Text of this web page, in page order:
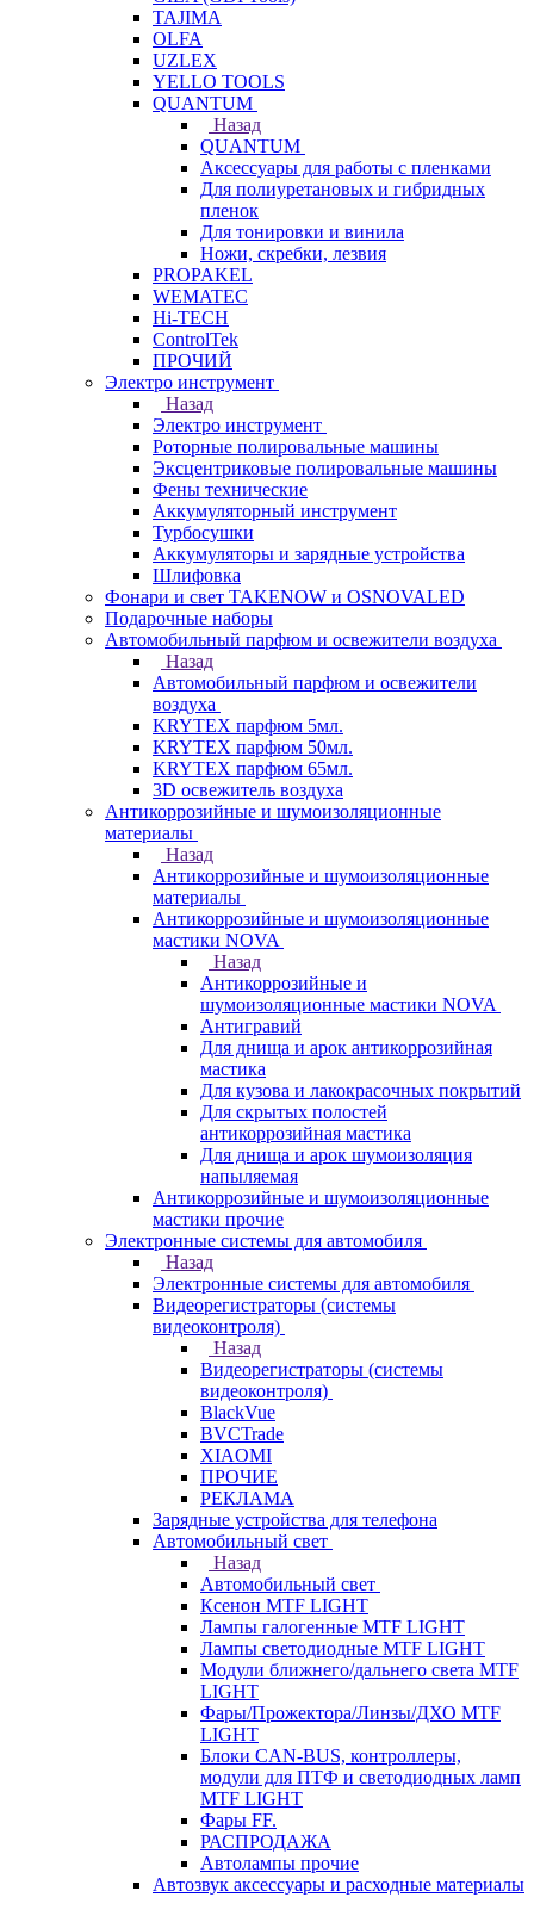
TAJIMA
OLFA
UZLEX
YELLO TOOLS
QUANTUM
Назад
QUANTUM
Аксессуары для работы с пленками
Для полиуретановых и гибридных
пленок
Для тонировки и винила
Ножи, скребки, лезвия
PROPAKEL
WEMATEC
Hi-TECH
ControlTek
ПРОЧИЙ
Электро инструмент
Назад
Электро инструмент
Роторные полировальные машины
Эксцентриковые полировальные машины
Фены технические
Аккумуляторный инструмент
Турбосушки
Аккумуляторы и зарядные устройства
Шлифовка
Фонари и свет TAKENOW и OSNOVALED
Подарочные наборы
Автомобильный парфюм и освежители воздуха
Назад
Автомобильный парфюм и освежители
воздуха
KRYTEX парфюм 5мл.
KRYTEX парфюм 50мл.
KRYTEX парфюм 65мл.
3D освежитель воздуха
Антикоррозийные и шумоизоляционные
материалы
Назад
Антикоррозийные и шумоизоляционные
материалы
Антикоррозийные и шумоизоляционные
мастики NOVA
Назад
Антикоррозийные и
шумоизоляционные мастики NOVA
Антигравий
Для днища и арок антикоррозийная
мастика
Для кузова и лакокрасочных покрытий
Для скрытых полостей
антикоррозийная мастика
Для днища и арок шумоизоляция
напыляемая
Антикоррозийные и шумоизоляционные
мастики прочие
Электронные системы для автомобиля
Назад
Электронные системы для автомобиля
Видеорегистраторы (системы
видеоконтроля)
Назад
Видеорегистраторы (системы
видеоконтроля)
BlackVue
BVCTrade
XIAOMI
ПРОЧИЕ
РЕКЛАМА
Зарядные устройства для телефона
Автомобильный свет
Назад
Автомобильный свет
Ксенон MTF LIGHT
Лампы галогенные MTF LIGHT
Лампы светодиодные MTF LIGHT
Модули ближнего/дальнего света MTF
LIGHT
Фары/Прожектора/Линзы/ДХО MTF
LIGHT
Блоки CAN-BUS, контроллеры,
модули для ПТФ и светодиодных ламп
MTF LIGHT
Фары FF.
РАСПРОДАЖА
Автолампы прочие
Автозвук аксессуары и расходные материалы